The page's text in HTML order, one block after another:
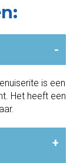
-
is een
Het heeft een
+